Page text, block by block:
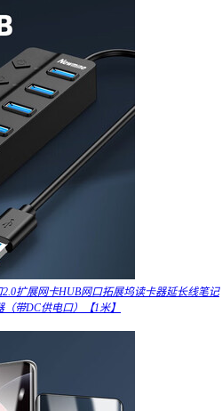
2.0扩展网卡HUB网口拓展坞读卡器延长线笔记
带DC供电口）【1米】